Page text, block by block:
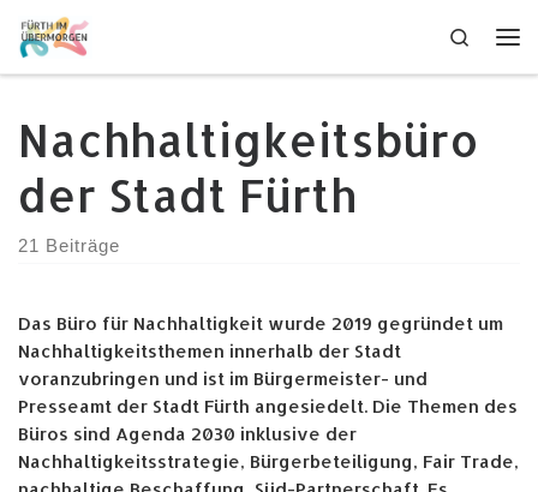
Zum Inhalt springen
Search
Nachhaltigkeitsbüro
der Stadt Fürth
21 Beiträge
Das Büro für Nachhaltigkeit wurde 2019 gegründet um
Nachhaltigkeitsthemen innerhalb der Stadt
voranzubringen und ist im Bürgermeister- und
Presseamt der Stadt Fürth angesiedelt. Die Themen des
Büros sind Agenda 2030 inklusive der
Nachhaltigkeitsstrategie, Bürgerbeteiligung, Fair Trade,